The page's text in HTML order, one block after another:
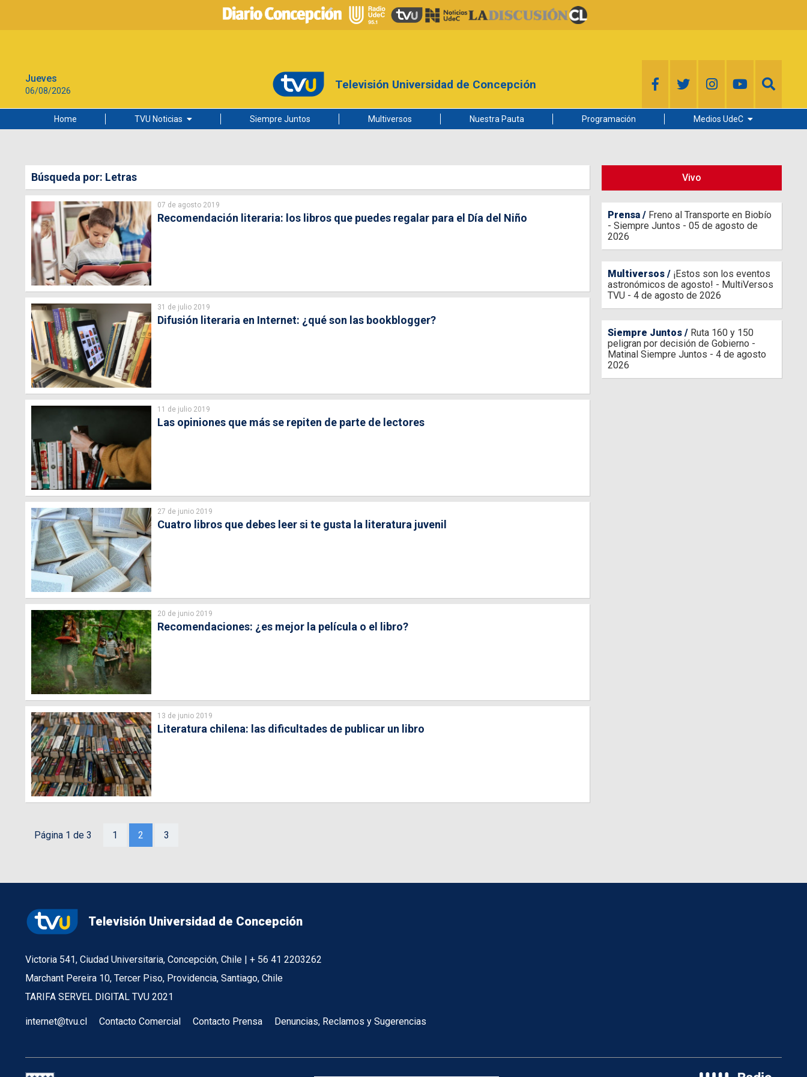
Jueves
06/08/2026 Televisión Universidad de Concepción
Home TVU Noticias
Ciudad
Universidad de Concepción
Siempre Juntos Multiversos Nuestra Pauta Programación Medios UdeC
Radio UdeC
Búsqueda por: Letras
07 de agosto 2019
Recomendación literaria: los libros que puedes regalar para el Día del Niño
31 de julio 2019
Difusión literaria en Internet: ¿qué son las bookblogger?
11 de julio 2019
Las opiniones que más se repiten de parte de lectores
27 de junio 2019
Cuatro libros que debes leer si te gusta la literatura juvenil
20 de junio 2019
Recomendaciones: ¿es mejor la película o el libro?
13 de junio 2019
Literatura chilena: las dificultades de publicar un libro
Página 1 de 3 1 2 3
Vivo
Prensa
Freno al Transporte en Biobío
- Siempre Juntos - 05 de agosto de
2026
Multiversos
¡Estos son los eventos
astronómicos de agosto! - MultiVersos
TVU - 4 de agosto de 2026
Siempre Juntos
Ruta 160 y 150
peligran por decisión de Gobierno -
Matinal Siempre Juntos - 4 de agosto
2026
Televisión Universidad de Concepción
Victoria 541, Ciudad Universitaria, Concepción, Chile | + 56 41 2203262
Marchant Pereira 10, Tercer Piso, Providencia, Santiago, Chile
TARIFA SERVEL DIGITAL TVU 2021
internet@tvu.cl Contacto Comercial Contacto Prensa Denuncias, Reclamos y Sugerencias